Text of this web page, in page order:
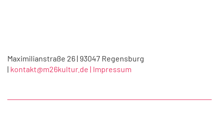
Maximilianstraße 26 | 93047 Regensburg
| kontakt@m26kultur.de | Impressum